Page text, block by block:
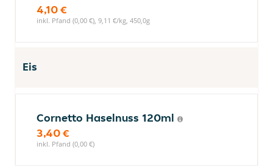
4,10 €
inkl. Pfand (0,00 €), 9,11 €/kg, 450,0g
Eis
Cornetto Haselnuss 120ml
3,40 €
inkl. Pfand (0,00 €)